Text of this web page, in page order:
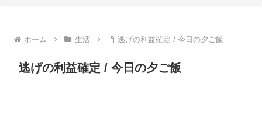
ホーム 生活 逃げの利益確定 / 今日の夕ご飯
逃げの利益確定 / 今日の夕ご飯